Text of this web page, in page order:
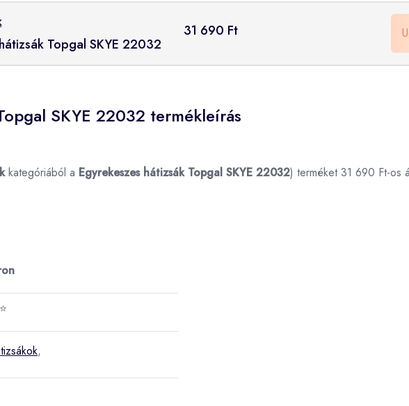
Topgal SKYE 22032
31 690 Ft
SKYE 22032 termékleírás
kategóriából a Egyrekeszes hátizsák Topgal SKYE 22032) terméket 31 690 Ft-os
,